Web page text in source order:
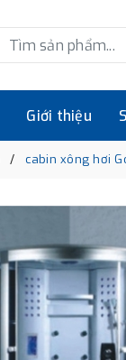
Giới thiệu
cabin xông hơi